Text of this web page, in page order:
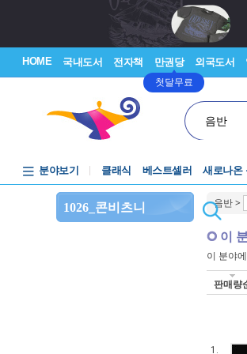
HOME 국내도서 전자책 만권당
첫달무료
외국도서
음반
분야보기 클래식 베스트셀러 새로나온
1026_콘비츠니 음반>
이
이 분야
판매량
1.